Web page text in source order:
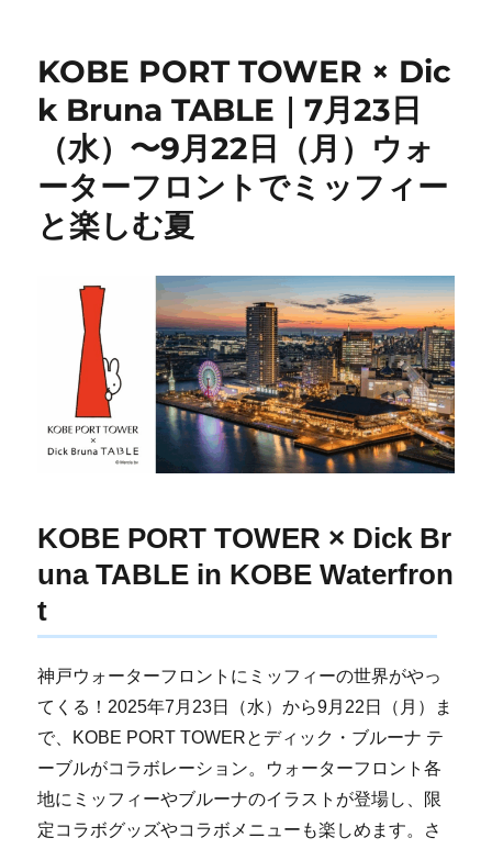
KOBE PORT TOWER × Dic
k Bruna TABLE｜7月23日
（水）〜9月22日（月）ウォ
ーターフロントでミッフィー
と楽しむ夏
KOBE PORT TOWER × Dick Br
una TABLE in KOBE Waterfron
t
神戸ウォーターフロントにミッフィーの世界がやっ
てくる！2025年7月23日（水）から9月22日（月）ま
で、KOBE PORT TOWERとディック・ブルーナ テ
ーブルがコラボレーション。ウォーターフロント各
地にミッフィーやブルーナのイラストが登場し、限
定コラボグッズやコラボメニューも楽しめます。さ